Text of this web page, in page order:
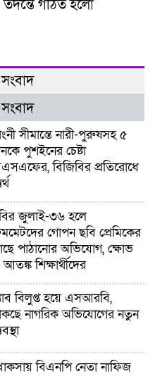
গঠিত হলো
সীমান্তে নারী-পুরুষসহ ৫
পুশইনের চেষ্টা
বিজিবির প্রতিরোধে
জুলাই-৩৬ হলে
গোপন ছবি প্রেমিকের
পাঠানোর অভিযোগ, ক্ষোভ
শিক্ষার্থীদের
বিলুপ্ত হয়ে এসআরবি,
নাগরিক অভিযোগের নতুন
বিএনপি নেতা নাফিজ